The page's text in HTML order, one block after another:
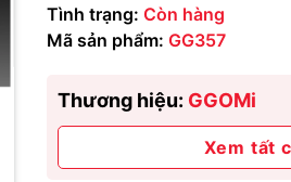
Tình trạng: Còn hàng
Mã sản phẩm: GG357
Thương hiệu: GGOMi
Xem tất